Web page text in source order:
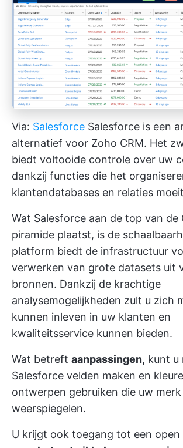
Via: Salesforce Salesforce is een
alternatief voor Zoho CRM. Het
biedt voltooide controle over uw
dankzij functies die het
klantendatabases en relaties
Wat Salesforce aan de top van de
piramide plaatst, is de
platform biedt de infrastructuur
verwerken van grote datasets uit
bronnen. Dankzij de krachtige
analysemogelijkheden zult u zich
kunnen inleven in uw klanten en
kwaliteitsservice kunnen bieden.
Wat betreft aanpassingen, kunt u
Salesforce velden maken en
ontwerpen gebruiken die uw merk
weerspiegelen.
U krijgt ook toegang tot een open